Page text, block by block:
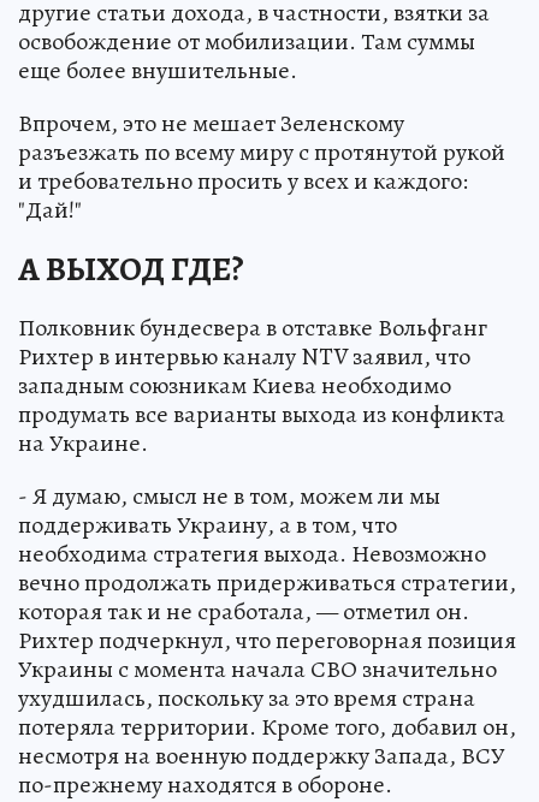
другие статьи дохода, в частности, взятки за
освобождение от мобилизации. Там суммы
еще более внушительные.
Впрочем, это не мешает Зеленскому
разъезжать по всему миру с протянутой рукой
и требовательно просить у всех и каждого:
"Дай!"
А ВЫХОД ГДЕ?
Полковник бундесвера в отставке Вольфганг
Рихтер в интервью каналу NTV заявил, что
западным союзникам Киева необходимо
продумать все варианты выхода из конфликта
на Украине.
- Я думаю, смысл не в том, можем ли мы
поддерживать Украину, а в том, что
необходима стратегия выхода. Невозможно
вечно продолжать придерживаться стратегии,
которая так и не сработала, — отметил он.
Рихтер подчеркнул, что переговорная позиция
Украины с момента начала СВО значительно
ухудшилась, поскольку за это время страна
потеряла территории. Кроме того, добавил он,
несмотря на военную поддержку Запада, ВСУ
по-прежнему находятся в обороне.